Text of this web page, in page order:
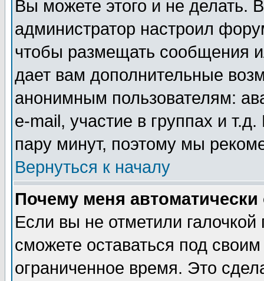
Вы можете этого и не делать.
администратор настроил
чтобы размещать сообщения
дает вам дополнительные
анонимным пользователям:
e-mail, участие в группах и
пару минут, поэтому мы
Вернуться к началу
Почему меня автоматически
Если вы не отметили галочкой
сможете оставаться под
ограниченное время. Это